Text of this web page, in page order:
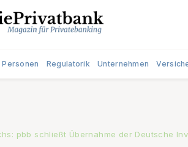
Personen Regulatorik Unternehmen
pbb schließt Übernahme der Deutsche